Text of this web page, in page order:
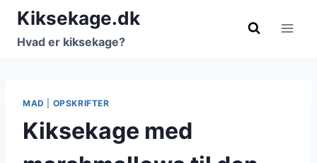
Fortsæt
indhold
Kiksekage.dk
Hvad er kiksekage?
MAD OPSKRIFTER
Kiksekage med